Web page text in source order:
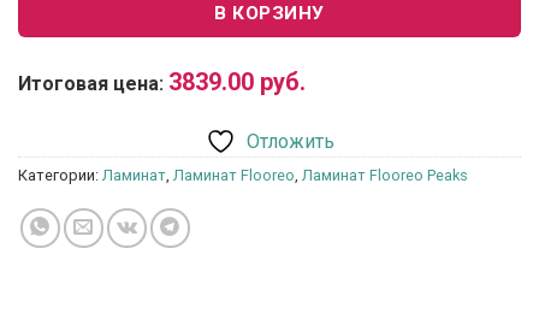
В КОРЗИНУ
Итоговая цена: 3839.00 руб.
Отложить
Категории: Ламинат Ламинат Flooreo Ламинат Flooreo Peaks